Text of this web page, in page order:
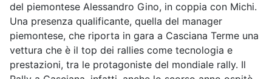
del piemontese Alessandro Gino, in coppia con Michi.
Una presenza qualificante, quella del manager
piemontese, che riporta in gara a Casciana Terme una
vettura che è il top dei rallies come tecnologia e
prestazioni, tra le protagoniste del mondiale rally. Il